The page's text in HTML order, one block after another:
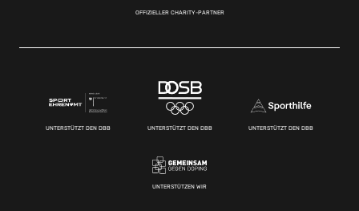
OFFIZIELLER CHARITY-PARTNER
UNTERSTÜTZT DEN DBB UNTERSTÜTZT DEN DBB UNTERSTÜTZT DEN DBB
UNTERSTÜTZEN WIR